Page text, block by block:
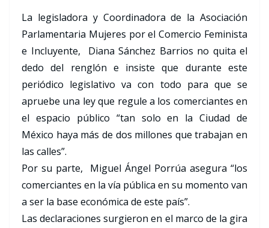
La legisladora y Coordinadora de la Asociación
Parlamentaria Mujeres por el Comercio Feminista
e Incluyente, Diana Sánchez Barrios no quita el
dedo del renglón e insiste que durante este
periódico legislativo va con todo para que se
apruebe una ley que regule a los comerciantes en
el espacio público “tan solo en la Ciudad de
México haya más de dos millones que trabajan en
las calles”.
Por su parte, Miguel Ángel Porrúa asegura “los
comerciantes en la vía pública en su momento van
a ser la base económica de este país”.
Las declaraciones surgieron en el marco de la gira